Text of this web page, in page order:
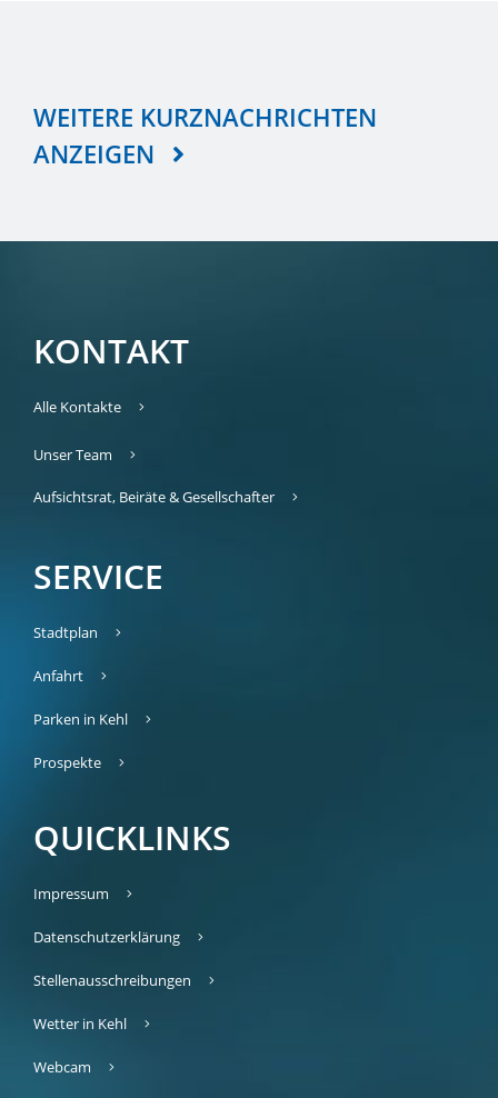
WEITERE KURZNACHRICHTEN
ANZEIGEN
KONTAKT
Alle Kontakte
Unser Team
Aufsichtsrat, Beiräte & Gesellschafter
SERVICE
Stadtplan
Anfahrt
Parken in Kehl
Prospekte
QUICKLINKS
Impressum
Datenschutzerklärung
Stellenausschreibungen
Wetter in Kehl
Webcam